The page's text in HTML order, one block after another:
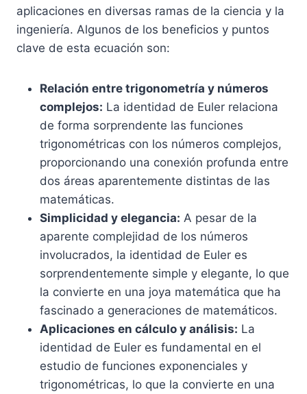
aplicaciones en diversas ramas de la ciencia y la
ingeniería. Algunos de los beneficios y puntos
clave de esta ecuación son:
Relación entre trigonometría y números
complejos: La identidad de Euler relaciona
de forma sorprendente las funciones
trigonométricas con los números complejos,
proporcionando una conexión profunda entre
dos áreas aparentemente distintas de las
matemáticas.
Simplicidad y elegancia: A pesar de la
aparente complejidad de los números
involucrados, la identidad de Euler es
sorprendentemente simple y elegante, lo que
la convierte en una joya matemática que ha
fascinado a generaciones de matemáticos.
Aplicaciones en cálculo y análisis: La
identidad de Euler es fundamental en el
estudio de funciones exponenciales y
trigonométricas, lo que la convierte en una